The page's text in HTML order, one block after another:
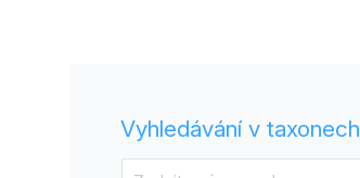
Vyhledávání v taxonech